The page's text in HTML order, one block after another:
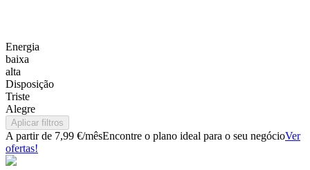
Energia
baixa
alta
Disposição
Triste
Alegre
Aplicar filtros
A partir de 7,99 €/mêsEncontre o plano ideal para o seu negócioVer
ofertas!